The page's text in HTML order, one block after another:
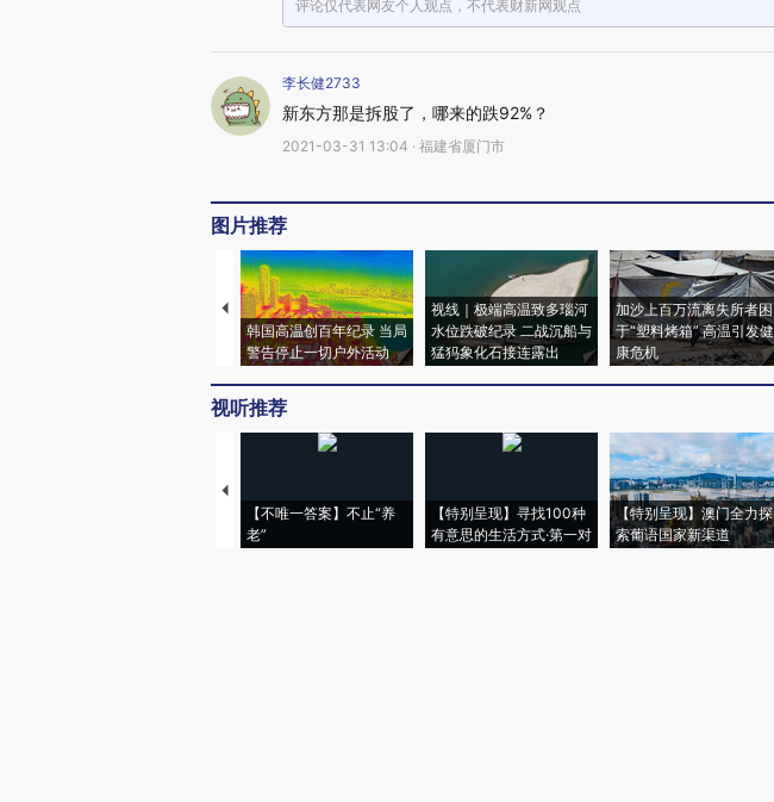
评论仅代表网友个人观点，不代表财新网观点
李长健2733
新东方那是拆股了，哪来的跌92%？
2021-03-31 13:04 · 福建省厦门市
图片推荐
韩国高温创百年纪录 当局
警告停止一切户外活动
视线｜极端高温致多瑙河
水位跌破纪录 二战沉船与
猛犸象化石接连露出
加沙上百万流离失所者困
于“塑料烤箱” 高温引发健
康危机
视听推荐
【不唯一答案】不止“养
老”
【特别呈现】寻找100种
有意思的生活方式·第一对
【特别呈现】澳门全力探
索葡语国家新渠道